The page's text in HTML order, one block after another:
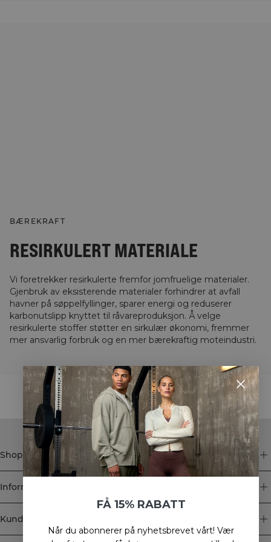
BÆREKRAFT
RESIRKULERT MATERIALE
Vi foretrekker resirkulerte fremfor jomfruelige materialer.
Gjenbruk av eksisterende materialer forhindrer at avfall
havner på søppelfyllinger, sparer energi og reduserer
karbonutslipp knyttet til råvareproduksjon. Å velge
resirkulerte stoffer støtter en sirkulær økonomi, fremmer
mer ansvarlig forbruk og en mer bærekraftig moteindustri.
STYLE WITH
Shop
Informasjon
Kundeservice
FÅ 15% RABATT
Når du abonnerer på nyhetsbrevet vårt! Vær